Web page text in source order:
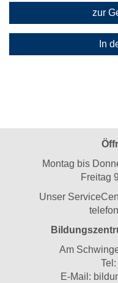
zur
In
Montag bis
Freitag
Unser
Am
Tel:
E-Mail: